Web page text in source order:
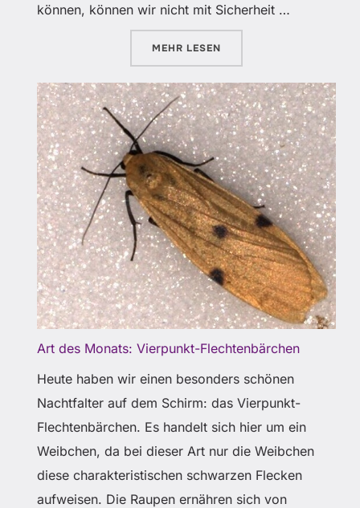
können, können wir nicht mit Sicherheit …
MEHR ÜBER „ART DES MONATS:
LESEN
Art des Monats: Vierpunkt-Flechtenbärchen
Heute haben wir einen besonders schönen
Nachtfalter auf dem Schirm: das Vierpunkt-
Flechtenbärchen. Es handelt sich hier um ein
Weibchen, da bei dieser Art nur die Weibchen
diese charakteristischen schwarzen Flecken
aufweisen. Die Raupen ernähren sich von